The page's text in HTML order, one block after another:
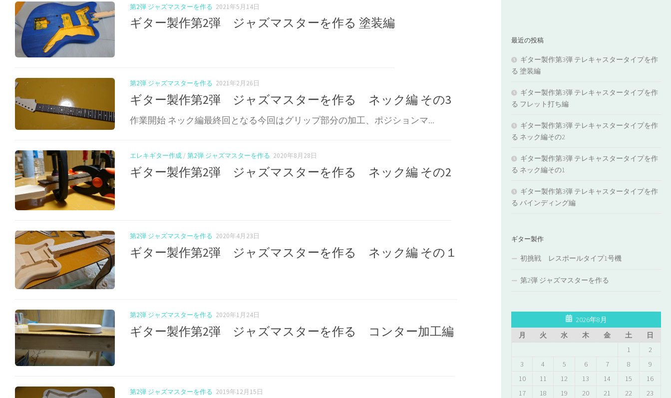
第2弾 ジャズマスターを作る 2021年5月14日
ギター製作第2弾 ジャズマスターを作る 塗装編
第2弾 ジャズマスターを作る 2021年2月26日
ギター製作第2弾 ジャズマスターを作る ネック編 その3
作業開始 ネック編最終回となる今回はグリップ部分の加工、ポジションマ...
エレキギター作成 / 第2弾 ジャズマスターを作る 2020年8月28日
ギター製作第2弾 ジャズマスターを作る ネック編 その2
第2弾 ジャズマスターを作る 2020年4月23日
ギター製作第2弾 ジャズマスターを作る ネック編 その１
第2弾 ジャズマスターを作る 2020年1月24日
ギター製作第2弾 ジャズマスターを作る コンター加工編
第2弾 ジャズマスターを作る 2019年12月15日
最近の投稿
ギター製作第3弾 テレキャスタータイプを作
る 塗装編
ギター製作第3弾 テレキャスタータイプを作
る フレット打ち編
ギター製作第3弾 テレキャスタータイプを作
る ネック編その2
ギター製作第3弾 テレキャスタータイプを作
る ネック編その1
ギター製作第3弾 テレキャスタータイプを作
る バインディング編
ギター製作
初挑戦 レスポールタイプ1号機
第2弾 ジャズマスターを作る
2026年8月
月
火 水 木 金 土
日
1
2
3
4 5 6 7 8
9
10
11 12 13 14 15
16
17
18 19 20 21 22
23